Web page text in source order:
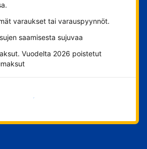
varaukset tai varauspyynnöt.
saamisesta sujuvaa
Vuodelta 2026 poistetut
Aloita nyt